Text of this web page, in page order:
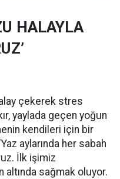
HALAYLA
çekerek stres
yaylada geçen yoğun
kendileri için bir
aylarında her sabah
İlk işimiz
altında sağmak oluyor.